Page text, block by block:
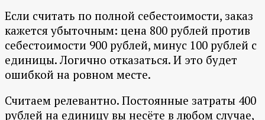
Если считать по полной себестоимости, заказ
кажется убыточным: цена 800 рублей против
себестоимости 900 рублей, минус 100 рублей с
единицы. Логично отказаться. И это будет
ошибкой на ровном месте.
Считаем релевантно. Постоянные затраты 400
рублей на единицу вы несёте в любом случае,